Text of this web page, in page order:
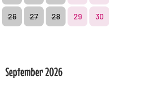
26 27 28 29 30
September2026